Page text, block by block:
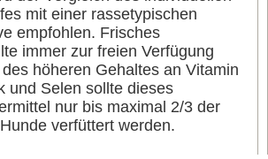
mit einer rassetypischen
empfohlen. Frisches
immer zur freien Verfügung
höheren Gehaltes an Vitamin
und Selen sollte dieses
nur bis maximal 2/3 der
verfüttert werden.